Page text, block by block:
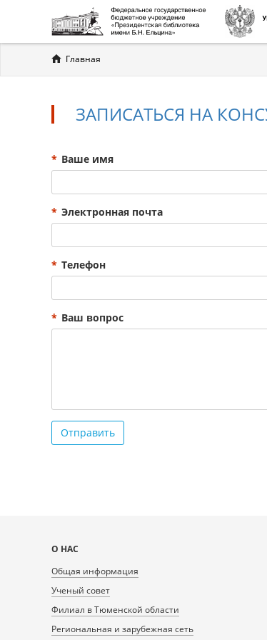
Вы
здесь
Главная
ЗАПИСАТЬСЯ НА
Ваше имя
*
Электронная почта
*
Телефон
*
Ваш вопрос
*
Отправить
Карта
сайта
О НАС
Общая информация
Ученый совет
Филиал в Тюменской области
Региональная и зарубежная сеть